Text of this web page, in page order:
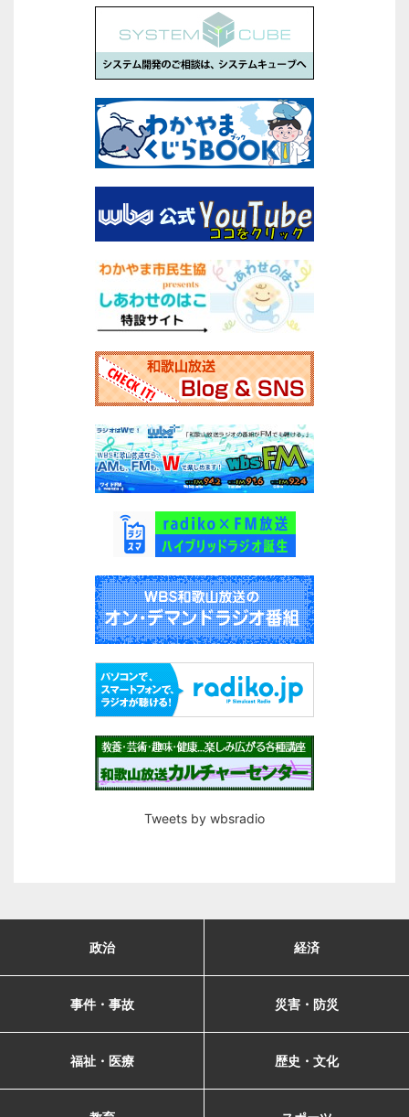
Tweets by wbsradio
政治 経済
事件・事故 災害・防災
福祉・医療 歴史・文化